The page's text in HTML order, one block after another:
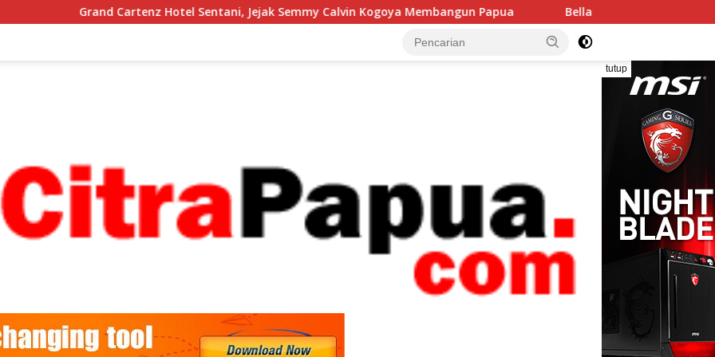
Cartenz Hotel Sentani, Jejak Semmy Calvin Kogoya Membangun Papua Bella dan Fera, Dua Putri Papua yang
tutup